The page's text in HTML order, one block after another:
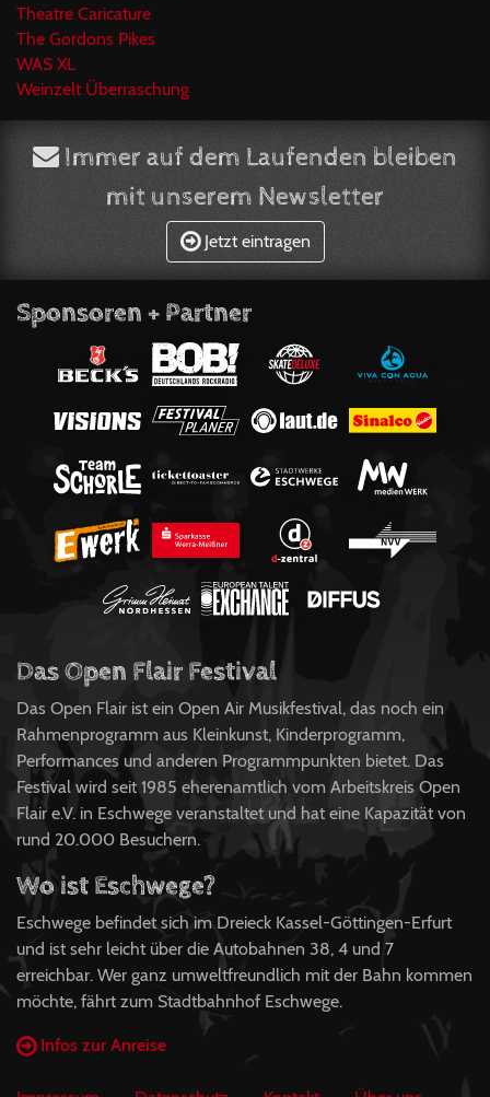
Theatre Caricature
The Gordons Pikes
WAS XL
Weinzelt Überraschung
Immer auf dem Laufenden bleiben
mit unserem Newsletter
Jetzt eintragen
Sponsoren + Partner
Das Open Flair Festival
Das Open Flair ist ein Open Air Musikfestival, das noch ein
Rahmenprogramm aus Kleinkunst, Kinderprogramm,
Performances und anderen Programmpunkten bietet. Das
Festival wird seit 1985 eherenamtlich vom Arbeitskreis Open
Flair e.V. in Eschwege veranstaltet und hat eine Kapazität von
rund 20.000 Besuchern.
Wo ist Eschwege?
Eschwege befindet sich im Dreieck Kassel-Göttingen-Erfurt
und ist sehr leicht über die Autobahnen 38, 4 und 7
erreichbar. Wer ganz umweltfreundlich mit der Bahn kommen
möchte, fährt zum Stadtbahnhof Eschwege.
Infos zur Anreise